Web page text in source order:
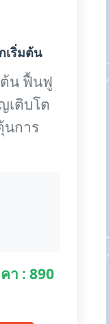
เริ่มต้น
ต้น ฟื้นฟู
เติบโต
นการ
า : 890